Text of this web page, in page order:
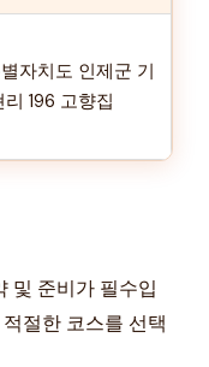
자치도 인제군 기
196 고향집
및 준비가 필수입
절한 코스를 선택